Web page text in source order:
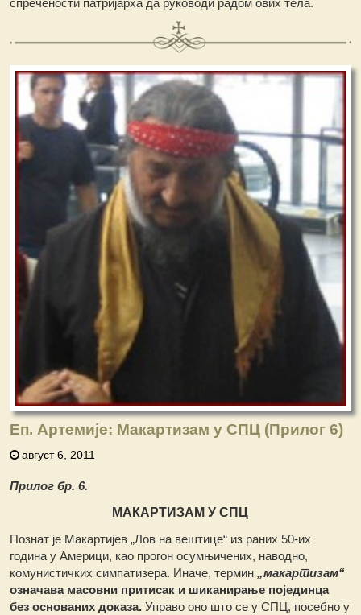
Еп. Артемије: Макартизам у СПЦ (Прилог 6)
август 6, 2011
Прилог бр. 6.
МАКАРТИЗАМ У СПЦ
Познат је Макартијев „Лов на вештице“ из раних 50-их
година у Америци, као прогон осумњичених, наводно,
комунистичких симпатизера. Иначе, термин„макартизам“
означава масовни притисак и шиканирање појединца
без основаних доказа. Управо оно што се у СПЦ, посебно у